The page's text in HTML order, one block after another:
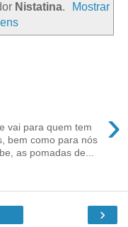
Nistatina.
Mostrar
›
vai para quem tem
bem como para nós
as pomadas de...
›